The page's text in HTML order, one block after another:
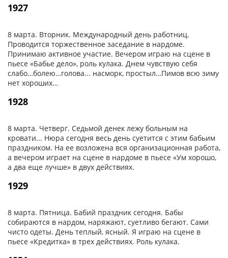
1927
8 марта. Вторник. Международный день работниц.
Проводится торжественное заседание в нардоме.
Принимаю активное участие. Вечером играю на сцене в
пьесе «Бабье дело», роль кулака. Днем чувствую себя
слабо…болею…голова... насморк, простыл…Пимов всю зиму
нет хороших…
1928
8 марта. Четверг. Седьмой денек лежу больным на
кровати... Нюра сегодня весь день суетится с этим бабьим
праздником. На ее возложена вся организационная работа,
а вечером играет на сцене в нардоме в пьесе «Ум хорошо,
а два еще лучше» в двух действиях.
1929
8 марта. Пятница. Бабий праздник сегодня. Бабы
собираются в нардом, наряжают, суетливо бегают. Сами
чисто одеты. День теплый, ясный. Я играю на сцене в
пьесе «Кредитка» в трех действиях. Роль кулака.